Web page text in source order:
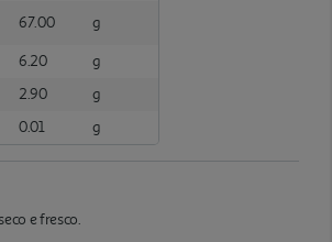
67.00 g
6.20
g
2.90
g
0.01 g
e fresco.